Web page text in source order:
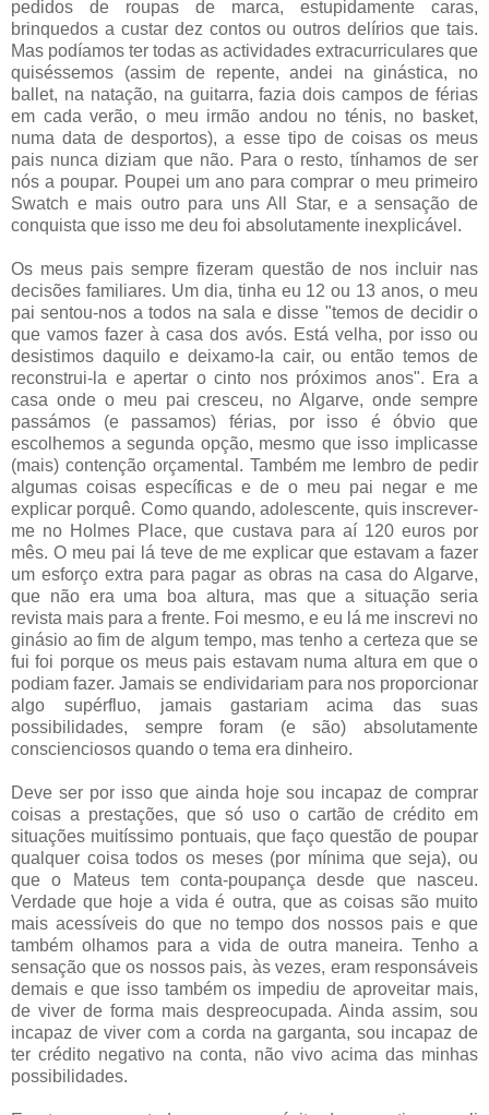
pedidos de roupas de marca, estupidamente caras,
brinquedos a custar dez contos ou outros delírios que tais.
Mas podíamos ter todas as actividades extracurriculares que
quiséssemos (assim de repente, andei na ginástica, no
ballet, na natação, na guitarra, fazia dois campos de férias
em cada verão, o meu irmão andou no ténis, no basket,
numa data de desportos), a esse tipo de coisas os meus
pais nunca diziam que não. Para o resto, tínhamos de ser
nós a poupar. Poupei um ano para comprar o meu primeiro
Swatch e mais outro para uns All Star, e a sensação de
conquista que isso me deu foi absolutamente inexplicável.
Os meus pais sempre fizeram questão de nos incluir nas
decisões familiares. Um dia, tinha eu 12 ou 13 anos, o meu
pai sentou-nos a todos na sala e disse "temos de decidir o
que vamos fazer à casa dos avós. Está velha, por isso ou
desistimos daquilo e deixamo-la cair, ou então temos de
reconstrui-la e apertar o cinto nos próximos anos". Era a
casa onde o meu pai cresceu, no Algarve, onde sempre
passámos (e passamos) férias, por isso é óbvio que
escolhemos a segunda opção, mesmo que isso implicasse
(mais) contenção orçamental. Também me lembro de pedir
algumas coisas específicas e de o meu pai negar e me
explicar porquê. Como quando, adolescente, quis inscrever-
me no Holmes Place, que custava para aí 120 euros por
mês. O meu pai lá teve de me explicar que estavam a fazer
um esforço extra para pagar as obras na casa do Algarve,
que não era uma boa altura, mas que a situação seria
revista mais para a frente. Foi mesmo, e eu lá me inscrevi no
ginásio ao fim de algum tempo, mas tenho a certeza que se
fui foi porque os meus pais estavam numa altura em que o
podiam fazer. Jamais se endividariam para nos proporcionar
algo supérfluo, jamais gastariam acima das suas
possibilidades, sempre foram (e são) absolutamente
conscienciosos quando o tema era dinheiro.
Deve ser por isso que ainda hoje sou incapaz de comprar
coisas a prestações, que só uso o cartão de crédito em
situações muitíssimo pontuais, que faço questão de poupar
qualquer coisa todos os meses (por mínima que seja), ou
que o Mateus tem conta-poupança desde que nasceu.
Verdade que hoje a vida é outra, que as coisas são muito
mais acessíveis do que no tempo dos nossos pais e que
também olhamos para a vida de outra maneira. Tenho a
sensação que os nossos pais, às vezes, eram responsáveis
demais e que isso também os impediu de aproveitar mais,
de viver de forma mais despreocupada. Ainda assim, sou
incapaz de viver com a corda na garganta, sou incapaz de
ter crédito negativo na conta, não vivo acima das minhas
possibilidades.